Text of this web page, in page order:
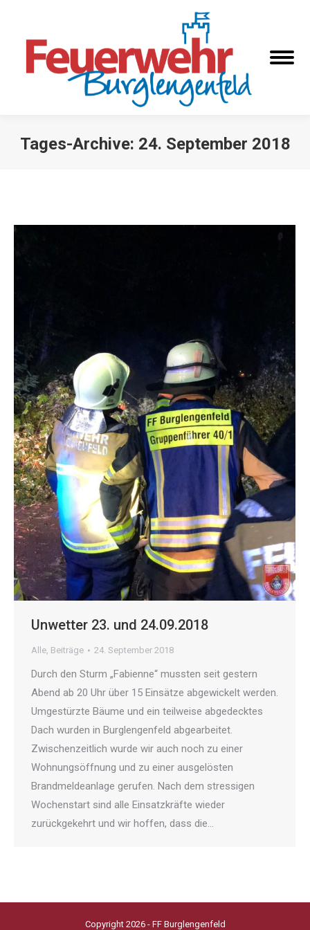
Tages-Archive: 24. September 2018
Unwetter 23. und 24.09.2018
Alle, Beiträge 24. September 2018
Durch den Sturm „Fabienne“ mussten seit gestern
Abend ab 20 Uhr über 15 Einsätze abgewickelt werden.
Umgestürzte Bäume und ein teilweise abgedecktes
Dach wurden in Burglengenfeld abgearbeitet.
Zwischenzeitlich wurde wir auch noch zu einer
Wohnungsöffnung und zu einer ausgelösten
Brandmeldeanlage gerufen. Nach dem stressigen
Wochenstart sind alle Einsatzkräfte wieder
zurückgekehrt und wir hoffen, dass die…
Copyright 2026 - FF Burglengenfeld